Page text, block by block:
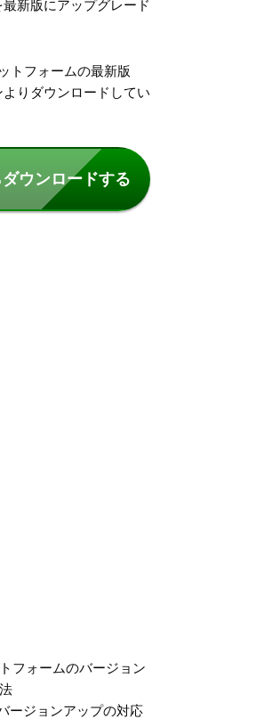
新版にアップグレード
トフォームの最新版
りダウンロードしてい
ウンロードする
フォームのバージョン
ージョンアップの対応